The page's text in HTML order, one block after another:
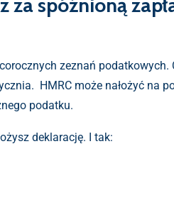
za spóźnioną
zeznań podatkowych.
HMRC może nałożyć na
podatku.
deklarację. I tak: